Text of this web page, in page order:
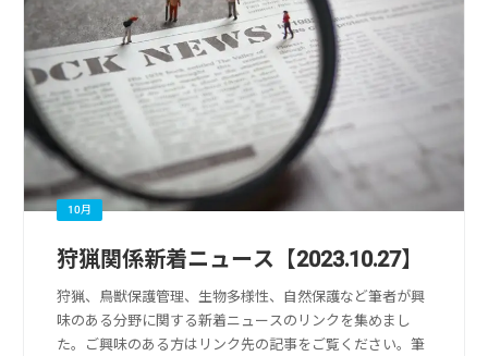
10月
狩猟関係新着ニュース【2023.10.27】
狩猟、鳥獣保護管理、生物多様性、自然保護など筆者が興
味のある分野に関する新着ニュースのリンクを集めまし
た。ご興味のある方はリンク先の記事をご覧ください。筆